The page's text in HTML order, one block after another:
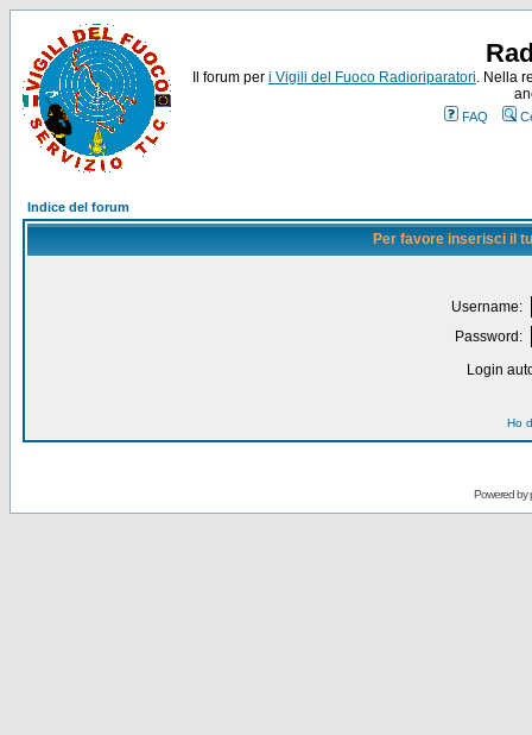
Il forum per i Vigili del Fuoco Radioriparatori. Nella
FAQ
Indice del forum
Per favore inserisci il
Username:
Password:
Login
Ho
Powered by